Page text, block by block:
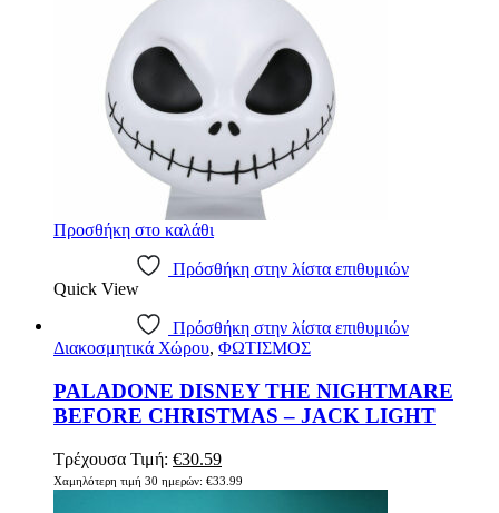
Προσθήκη στο καλάθι
Πρόσθήκη στην λίστα επιθυμιών
Quick View
Πρόσθήκη στην λίστα επιθυμιών
Διακοσμητικά Χώρου, ΦΩΤΙΣΜΟΣ
PALADONE DISNEY THE NIGHTMARE
BEFORE CHRISTMAS – JACK LIGHT
Τρέχουσα Τιμή: Original
price
€30.59Η
τρέχουσα
Χαμηλότερη τιμή 30 ημερών: €33.99